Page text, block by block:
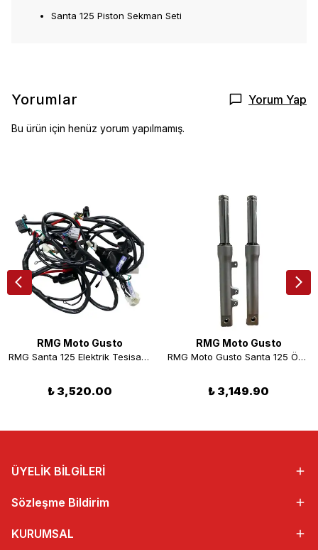
Santa 125 Piston Sekman Seti
Yorumlar Yorum Yap
Bu ürün için henüz yorum yapılmamış.
RMG Moto Gusto
RMG Santa 125 Elektrik Tesisatı Komple
₺ 3,520.00
RMG Moto Gusto
RMG Moto Gusto Santa 125 Ön Amortisör Takım
₺ 3,149.90
ÜYELİK BİLGİLERİ
Sözleşme Bildirim
KURUMSAL